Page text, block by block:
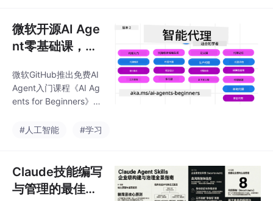
构建“技能库”，
型在保持高性能的同时
大幅提升效率。尽管面
临负载均衡、通信开销
Mixtral、DeepSeek-V
3等模型中展现优势，
推动AI技术普及并重塑
通过创新设计而非单纯
微软开源AI Age
nt零基础课，5
学带代码+视
频，中译版太香
微软GitHub推出免费AI
Agent入门课程《AI Ag
ents for Beginners》，
含15节中文版内容，涵
翻译资源。重点讲解微
软Agent框架、多智能
体协作、RAG等核心技
#人工智能 #学习
Claude技能编写
与管理的最佳实